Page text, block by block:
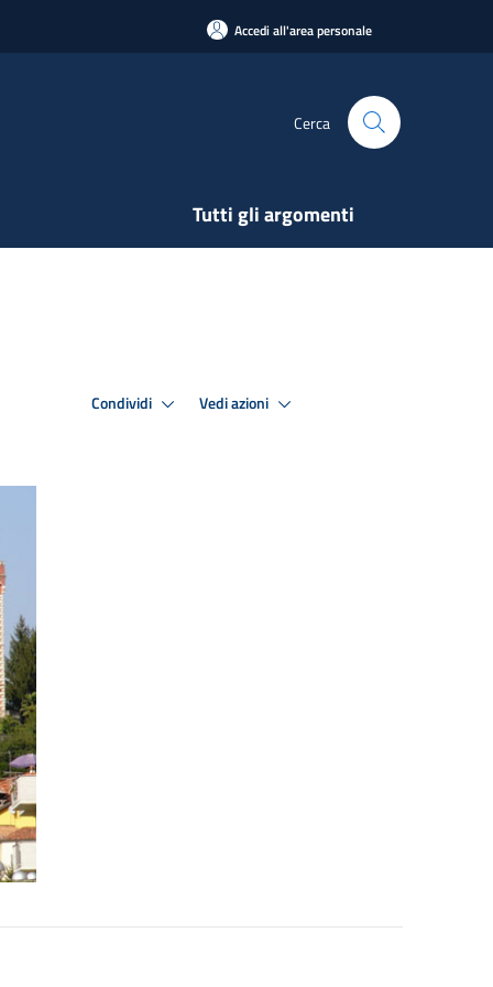
Accedi all'area personale
Cerca
Tutti gli argomenti
Condividi Vedi azioni